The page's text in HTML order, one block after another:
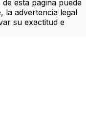
esta página puede
la advertencia legal
su exactitud e